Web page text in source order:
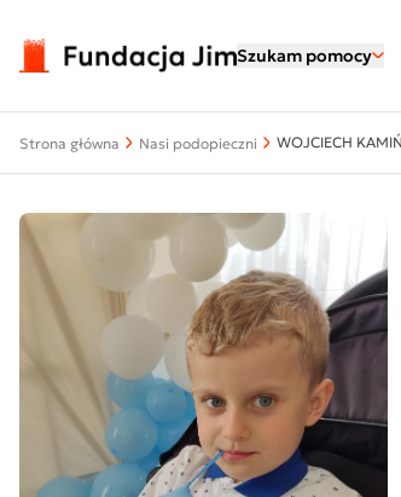
Szukam pomocy
Strona główna Nasi podopieczni WOJCIECH